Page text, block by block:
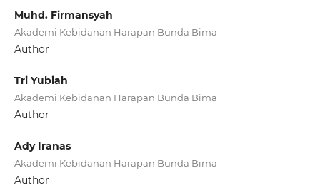
Muhd. Firmansyah
Akademi Kebidanan Harapan Bunda Bima
Author
Tri Yubiah
Akademi Kebidanan Harapan Bunda Bima
Author
Ady Iranas
Akademi Kebidanan Harapan Bunda Bima
Author